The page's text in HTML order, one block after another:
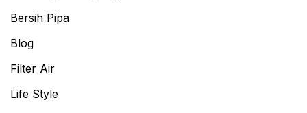
Bersih Pipa
Blog
Filter Air
Life Style